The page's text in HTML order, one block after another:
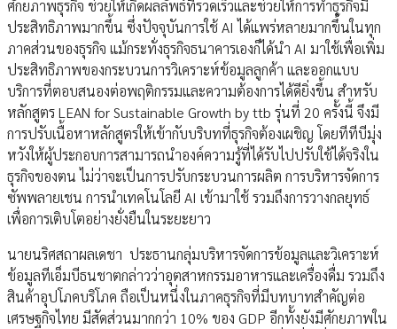
ศักยภาพธุรกิจ ช่วยให้เกิดผลลัพธ์ที่รวดเร็วและช่วยให้การทำธุรกิจมี
ประสิทธิภาพมากขึ้น ซึ่งปัจจุบันการใช้ AI ได้แพร่หลายมากขึ้นในทุก
ภาคส่วนของธุรกิจ แม้กระทั่งธุรกิจธนาคารเองก็ได้นำ AI มาใช้เพื่อเพิ่ม
ประสิทธิภาพของกระบวนการวิเคราะห์ข้อมูลลูกค้า และออกแบบ
บริการที่ตอบสนองต่อพฤติกรรมและความต้องการได้ดียิ่งขึ้น สำหรับ
หลักสูตร LEAN for Sustainable Growth by ttb รุ่นที่ 20 ครั้งนี้ จึงมี
การปรับเนื้อหาหลักสูตรให้เข้ากับบริบทที่ธุรกิจต้องเผชิญ โดยทีทีบีมุ่ง
หวังให้ผู้ประกอบการสามารถนำองค์ความรู้ที่ได้รับไปปรับใช้ได้จริงใน
ธุรกิจของตน ไม่ว่าจะเป็นการปรับกระบวนการผลิต การบริหารจัดการ
ซัพพลายเชน การนำเทคโนโลยี AI เข้ามาใช้ รวมถึงการวางกลยุทธ์
เพื่อการเติบโตอย่างยั่งยืนในระยะยาว
นายนริศสถาผลเดชา ประธานกลุ่มบริหารจัดการข้อมูลและวิเคราะห์
ข้อมูลทีเอ็มบีธนชาตกล่าวว่าอุตสาหกรรมอาหารและเครื่องดื่ม รวมถึง
สินค้าอุปโภคบริโภค ถือเป็นหนึ่งในภาคธุรกิจที่มีบทบาทสำคัญต่อ
เศรษฐกิจไทย มีสัดส่วนมากกว่า 10% ของ GDP อีกทั้งยังมีศักยภาพใน